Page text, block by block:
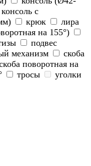
консоль с
крюк
лира
на 155°)
подвес
механизм
скоба
поворотная на
тросы
уголки